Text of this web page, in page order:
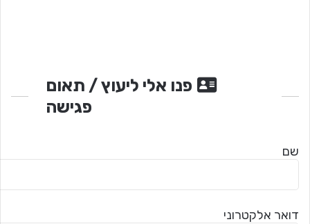
פנו אלי ליעוץ / תאום
פגישה
שם
דואר אלקטרוני